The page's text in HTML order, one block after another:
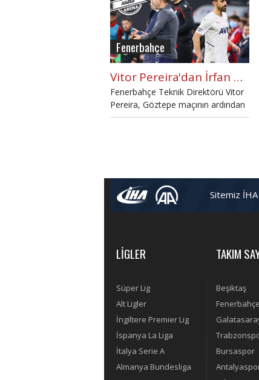
Fenerbahçe
Vitor Pereira'dan İrfan Can Kahveci yanıtı
Fenerbahçe Teknik Direktörü Vitor
Pereira, Göztepe maçının ardından
açıklamalarda bulundu.
Sitemiz
LİGLER
Süper Lig
Alt Ligler
İngiltere Premier Lig
İspanya La Liga
İtalya Serie A
Almanya Bundesliga
TAKIM
Beşiktaş
Fenerbahçe
Bursaspor